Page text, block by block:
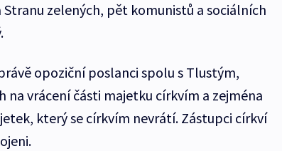
Stranu zelených, pět komunistů a sociálních
opoziční poslanci spolu s Tlustým,
vrácení části majetku církvím a zejména
který se církvím nevrátí. Zástupci církví